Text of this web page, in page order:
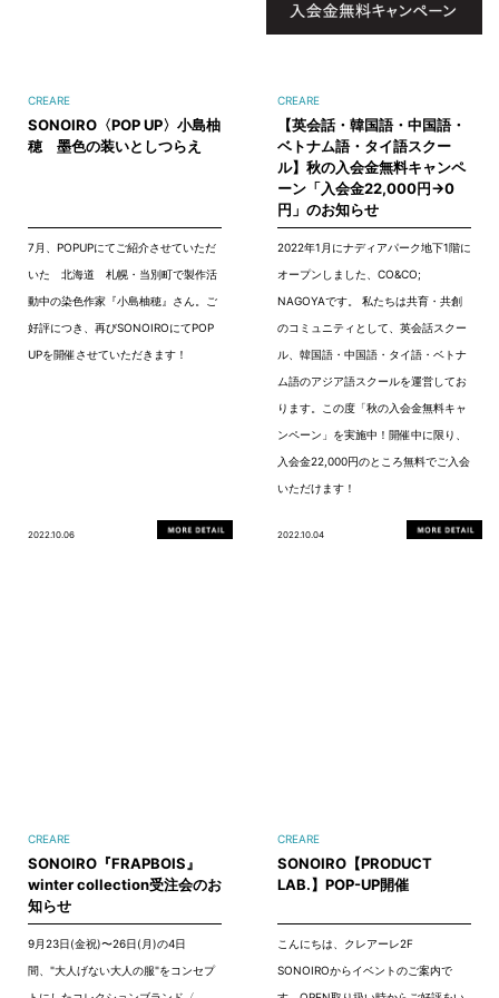
CREARE
SONOIRO〈POP UP〉小島柚
穂 墨色の装いとしつらえ
7月、POPUPにてご紹介させていただ
いた 北海道 札幌・当別町で製作活
動中の染色作家『小島柚穂』さん。ご
好評につき、再びSONOIROにてPOP
UPを開催させていただきます！
2022.10.06
CREARE
【英会話・韓国語・中国語・
ベトナム語・タイ語スクー
ル】秋の入会金無料キャンペ
ーン「入会金22,000円→0
円」のお知らせ
2022年1月にナディアパーク地下1階に
オープンしました、CO&CO;
NAGOYAです。 私たちは共育・共創
のコミュニティとして、英会話スクー
ル、韓国語・中国語・タイ語・ベトナ
ム語のアジア語スクールを運営してお
ります。この度「秋の入会金無料キャ
ンペーン」を実施中！開催中に限り、
入会金22,000円のところ無料でご入会
いただけます！
2022.10.04
CREARE
SONOIRO『FRAPBOIS』
winter collection受注会のお
知らせ
9月23日(金祝)〜26日(月)の4日
間、"大人げない大人の服"をコンセプ
CREARE
SONOIRO【PRODUCT
LAB.】POP-UP開催
こんにちは、クレアーレ2F
SONOIROからイベントのご案内で